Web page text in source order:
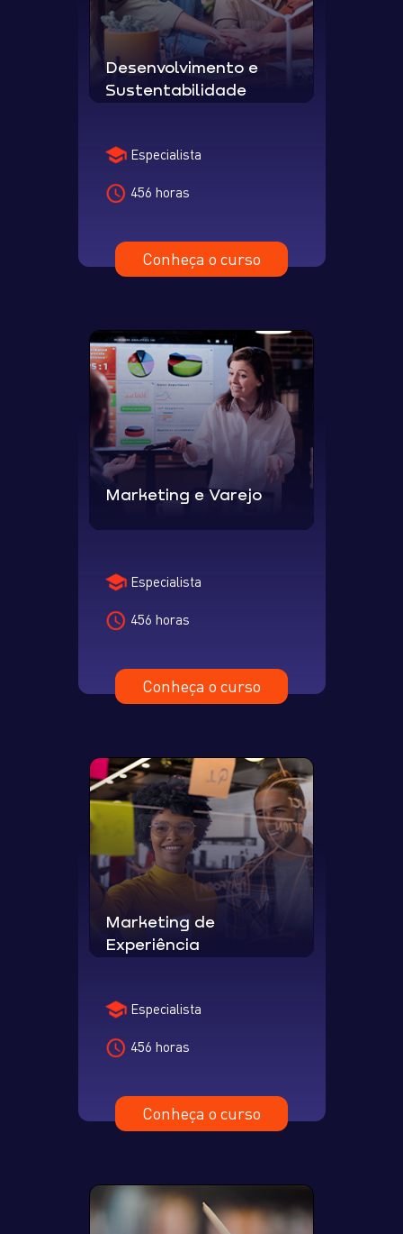
Desenvolvimento e
Sustentabilidade
Especialista
456 horas
Conheça o curso
Marketing e Varejo
Especialista
456 horas
Conheça o curso
Marketing de
Experiência
Especialista
456 horas
Conheça o curso